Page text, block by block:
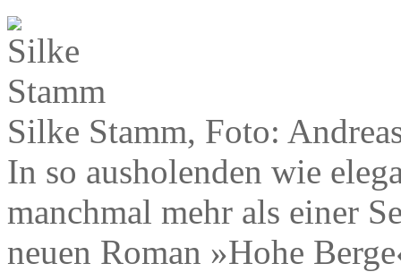
Silke Stamm, Foto:
In so ausholenden wie
manchmal mehr als einer
neuen Roman »Hohe